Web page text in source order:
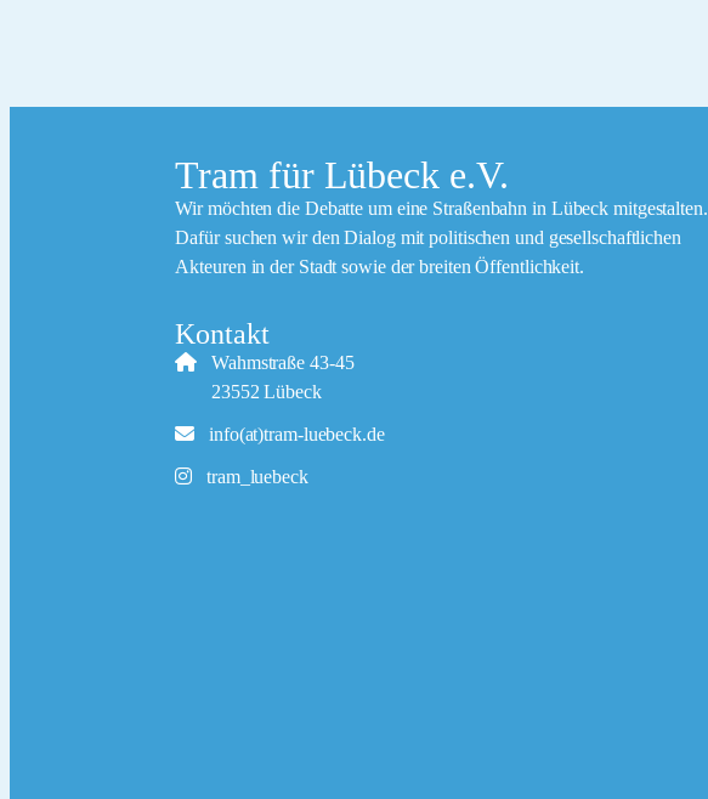
Tram für Lübeck e.V.
Wir möchten die Debatte um eine Straßenbahn in Lübeck mitgestalten.
Dafür suchen wir den Dialog mit politischen und gesellschaftlichen
Akteuren in der Stadt sowie der breiten Öffentlichkeit.
Kontakt
Wahmstraße 43-45
23552 Lübeck
info(at)tram-luebeck.de
tram_luebeck